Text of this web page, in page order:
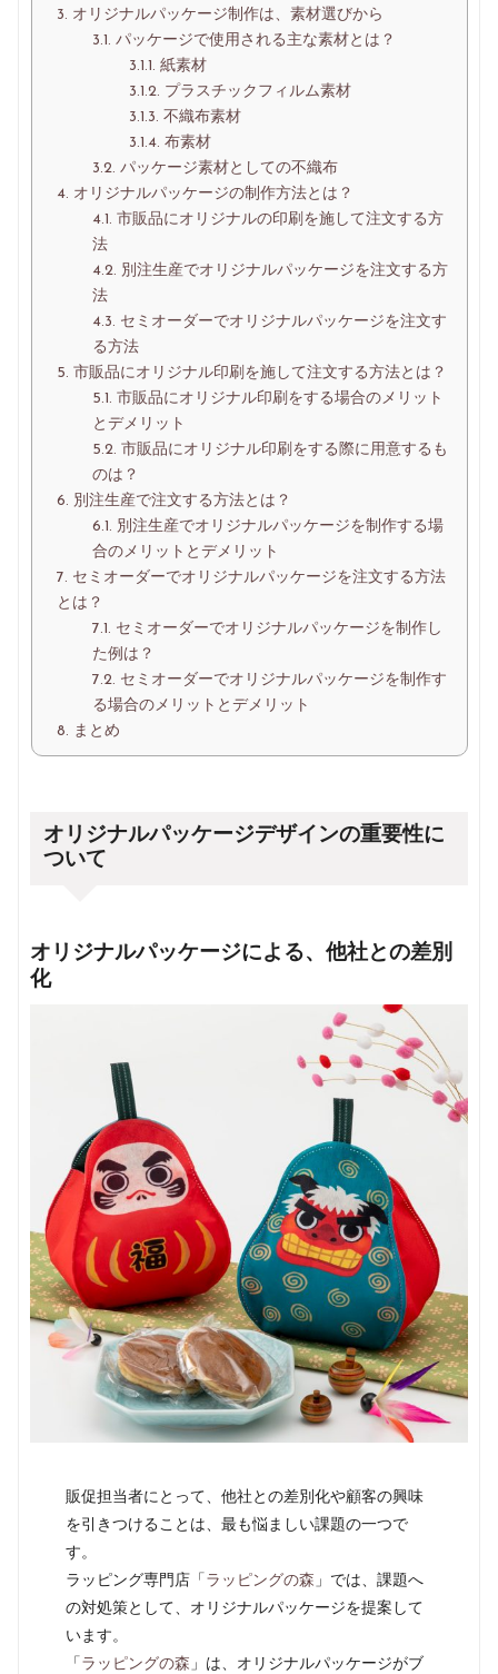
3.
オリジナルパッケージ制作は、素材選びから
3.1.
パッケージで使用される主な素材とは？
3.1.1.
紙素材
3.1.2.
プラスチックフィルム素材
3.1.3.
不織布素材
3.1.4. 布素材
3.2.
パッケージ素材としての不織布
4.
オリジナルパッケージの制作方法とは？
4.1.
市販品にオリジナルの印刷を施して注文する方
法
4.2.
別注生産でオリジナルパッケージを注文する方
法
4.3.
セミオーダーでオリジナルパッケージを注文す
る方法
5.
市販品にオリジナル印刷を施して注文する方法とは？
5.1.
市販品にオリジナル印刷をする場合のメリット
とデメリット
5.2.
市販品にオリジナル印刷をする際に用意するも
のは？
6.
別注生産で注文する方法とは？
6.1.
別注生産でオリジナルパッケージを制作する場
合のメリットとデメリット
7.
セミオーダーでオリジナルパッケージを注文する方法
とは？
7.1.
セミオーダーでオリジナルパッケージを制作し
た例は？
7.2.
セミオーダーでオリジナルパッケージを制作す
る場合のメリットとデメリット
8.
まとめ
オリジナルパッケージデザインの重要性に
ついて
オリジナルパッケージによる、他社との差別
化
販促担当者にとって、他社との差別化や顧客の興味
を引きつけることは、最も悩ましい課題の一つで
す。
ラッピング専門店「 ラッピングの森 」では、課題へ
の対処策として、オリジナルパッケージを提案して
います。
「 ラッピングの森 」は、オリジナルパッケージがブ